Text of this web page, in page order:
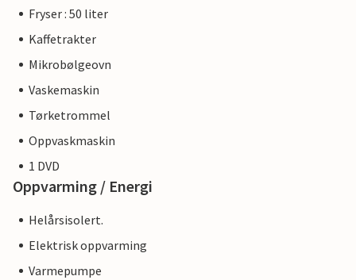
Fryser : 50 liter
Kaffetrakter
Mikrobølgeovn
Vaskemaskin
Tørketrommel
Oppvaskmaskin
1 DVD
Oppvarming / Energi
Helårsisolert.
Elektrisk oppvarming
Varmepumpe